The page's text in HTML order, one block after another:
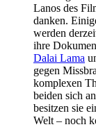
Lanos des
danken.
werden
ihre
Dalai Lama
gegen
komplexen
beiden sich
besitzen sie
Welt – noch